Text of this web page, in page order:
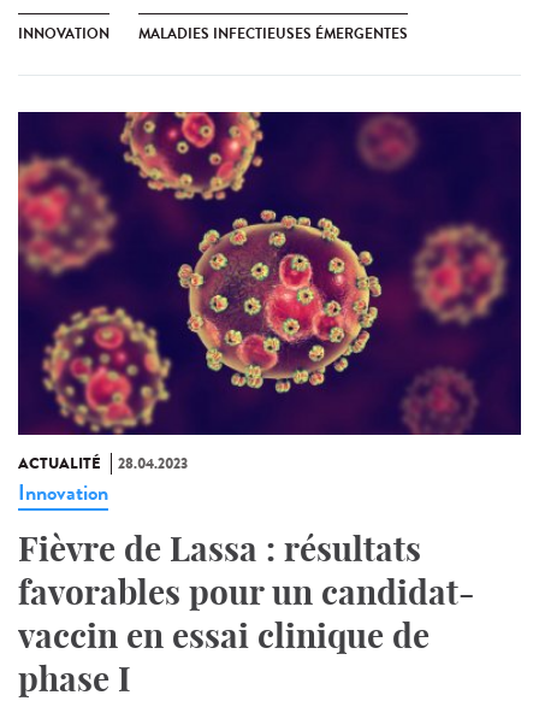
INNOVATION MALADIES INFECTIEUSES ÉMERGENTES
ACTUALITÉ 28.04.2023
Innovation
Fièvre de Lassa : résultats
favorables pour un candidat-
vaccin en essai clinique de
phase I